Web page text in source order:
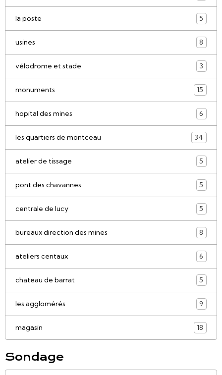
la poste 5
usines 8
vélodrome et stade 3
monuments 15
hopital des mines 6
les quartiers de montceau 34
atelier de tissage 5
pont des chavannes 5
centrale de lucy 5
bureaux direction des mines 8
ateliers centaux 6
chateau de barrat 5
les agglomérés 9
magasin 18
Sondage